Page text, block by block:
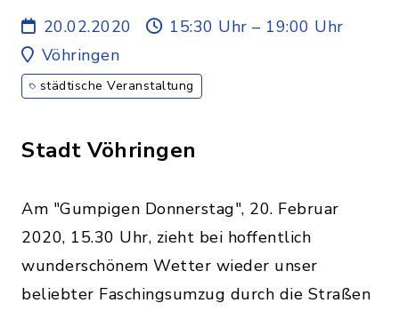
20.02.2020
15:30 Uhr – 19:00 Uhr
Vöhringen
städtische Veranstaltung
Stadt Vöhringen
Am "Gumpigen Donnerstag", 20. Februar
2020, 15.30 Uhr, zieht bei hoffentlich
wunderschönem Wetter wieder unser
beliebter Faschingsumzug durch die Straßen